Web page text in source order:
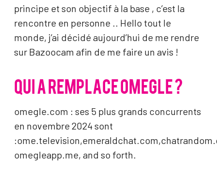
principe et son objectif à la base , c’est la
rencontre en personne .. Hello tout le
monde, j’ai décidé aujourd’hui de me rendre
sur Bazoocam afin de me faire un avis !
QUI A REMPLACE OMEGLE ?
omegle.com : ses 5 plus grands concurrents
en novembre 2024 sont
omegleapp.me, and so forth.